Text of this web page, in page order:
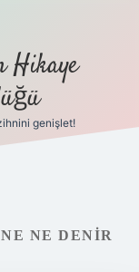
Hikaye
genişlet!
NE DENIR